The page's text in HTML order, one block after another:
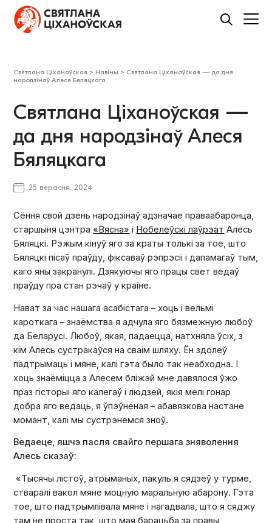
Святлана Ціханоўская > Навіны > Святлана Ціханоўская — да дня
народзінаў Алеся Бяляцкага
Святлана Ціханоўская —
да дня народзінаў Алеся
Бяляцкага
25 верасня, 2024
Сёння свой дзень народзінаў адзначае праваабаронца,
старшыня цэнтра «Вясна» і Нобелеўскі лаўрэат Алесь
Бяляцкі. Рэжым кінуў яго за краты толькі за тое, што
Бяляцкі пісаў праўду, фіксаваў рэпрэсіі і дапамагаў тым,
каго яны закранулі. Дзякуючы яго працы свет ведаў
праўду пра стан рэчаў у краіне.
Нават за час нашага асабістага – хоць і вельмі
кароткага – знаёмства я адчула яго бязмежную любоў
да Беларусі. Любоў, якая, падаецца, натхняла ўсіх, з
кім Алесь сустракаўся на сваім шляху. Ён здолеў
падтрымаць і мяне, калі гэта было так неабходна. І
хоць знаёміцца з Алесем бліжэй мне давялося ўжо
праз гісторыі яго калегаў і людзей, якія мелі гонар
добра яго ведаць, я ўпэўненая – абавязкова настане
момант, калі мы сустрэнемся зноў.
Ведаеце, яшчэ пасля свайго першага зняволення
Алесь сказаў:
«Тысячы лістоў, атрыманых, пакуль я сядзеў у турме,
стваралі вакол мяне моцную маральную абарону. Гэта
тое, што падтрымлівала мяне і нагадвала, што я сяджу
там не проста так, што мая барацьба за правы